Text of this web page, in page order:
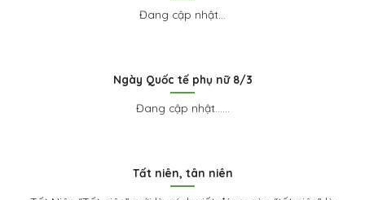
Đang cập nhật...
Ngày Quốc tế phụ nữ 8/3
Đang cập nhật…...
Tất niên, tân niên